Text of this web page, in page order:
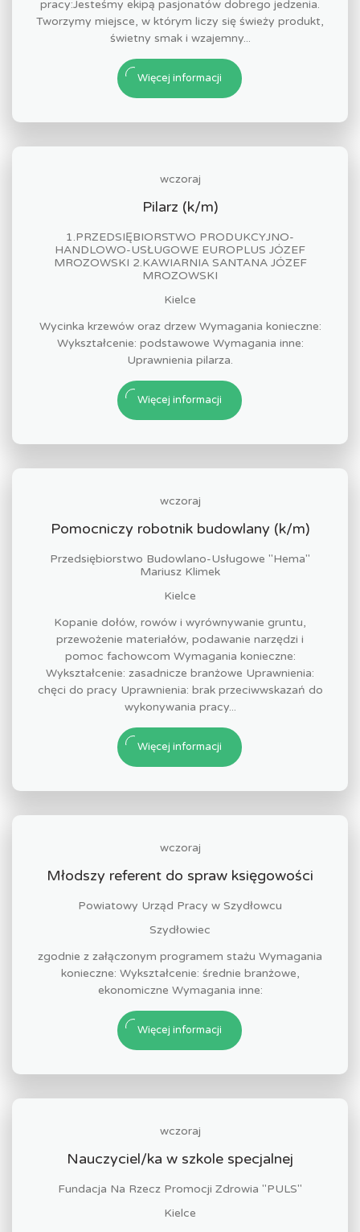
pracy:Jesteśmy ekipą pasjonatów dobrego jedzenia.
Tworzymy miejsce, w którym liczy się świeży produkt,
świetny smak i wzajemny...
Więcej informacji
wczoraj
Pilarz (k/m)
1.PRZEDSIĘBIORSTWO PRODUKCYJNO-
HANDLOWO-USŁUGOWE EUROPLUS JÓZEF
MROZOWSKI 2.KAWIARNIA SANTANA JÓZEF
MROZOWSKI
Kielce
Wycinka krzewów oraz drzew Wymagania konieczne:
Wykształcenie: podstawowe Wymagania inne:
Uprawnienia pilarza.
Więcej informacji
wczoraj
Pomocniczy robotnik budowlany (k/m)
Przedsiębiorstwo Budowlano-Usługowe "Hema"
Mariusz Klimek
Kielce
Kopanie dołów, rowów i wyrównywanie gruntu,
przewożenie materiałów, podawanie narzędzi i
pomoc fachowcom Wymagania konieczne:
Wykształcenie: zasadnicze branżowe Uprawnienia:
chęci do pracy Uprawnienia: brak przeciwwskazań do
wykonywania pracy...
Więcej informacji
wczoraj
Młodszy referent do spraw księgowości
Powiatowy Urząd Pracy w Szydłowcu
Szydłowiec
zgodnie z załączonym programem stażu Wymagania
konieczne: Wykształcenie: średnie branżowe,
ekonomiczne Wymagania inne:
Więcej informacji
wczoraj
Nauczyciel/ka w szkole specjalnej
Fundacja Na Rzecz Promocji Zdrowia "PULS"
Kielce